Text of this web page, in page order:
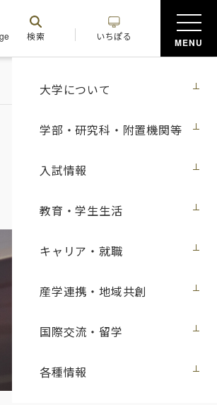
大学について
学部・研究科・附置機関等
入試情報
教育・学生生活
キャリア・就職
産学連携・地域共創
国際交流・留学
各種情報
検索 いちぽる
MENU